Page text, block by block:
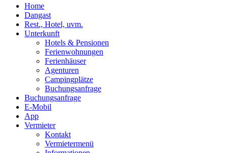
Home
Dangast
Rest., Hotel, uvm.
Unterkunft
Hotels & Pensionen
Ferienwohnungen
Ferienhäuser
Agenturen
Campingplätze
Buchungsanfrage
Buchungsanfrage
E-Mobil
App
Vermieter
Kontakt
Vermietermenü